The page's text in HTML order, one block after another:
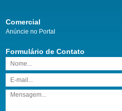
Comercial
Anúncie no Portal
Formulário de Contato